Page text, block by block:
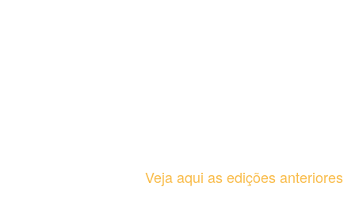
Veja aqui as edições anteriores